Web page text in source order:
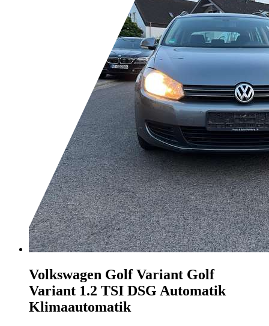
Volkswagen Golf Variant Golf
Variant 1.2 TSI DSG Automatik
Klimaautomatik